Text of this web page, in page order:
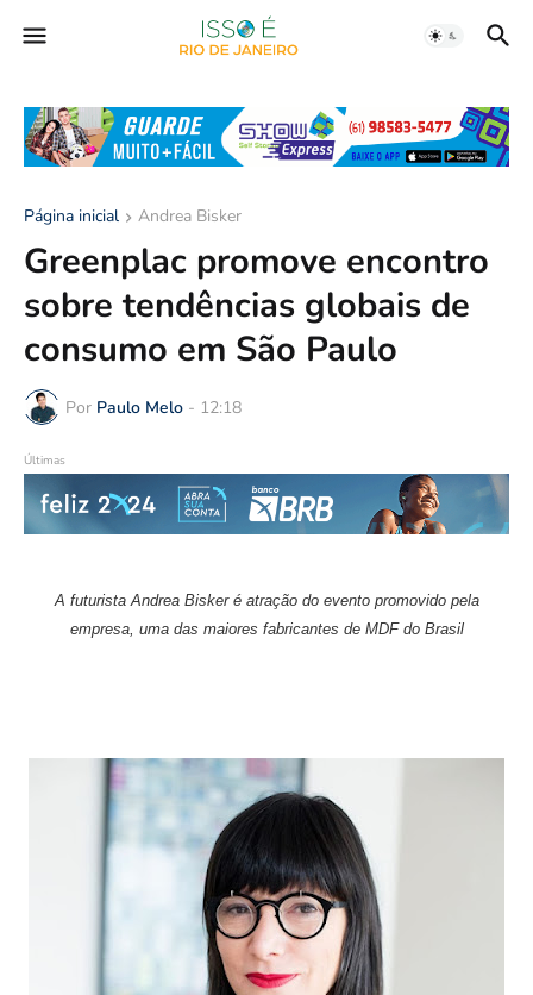
Página inicial Andrea Bisker
Greenplac promove encontro
sobre tendências globais de
consumo em São Paulo
Por Paulo Melo - 12:18
Últimas
A futurista Andrea Bisker é atração do evento promovido pela
empresa, uma das maiores fabricantes de MDF do Brasil